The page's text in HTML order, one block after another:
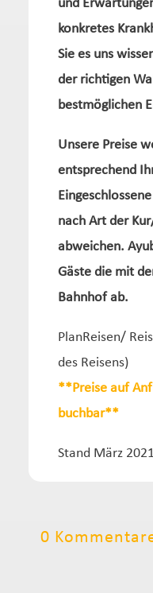
und
konkretes
Sie es uns
der richtigen
bestmöglichen
Unsere Preise
entsprechend
nach Art der
abweichen.
Gäste die mit
Bahnhof ab.
PlanReisen/
des Reisens)
**Preise auf
buchbar**
Stand März 2021
0